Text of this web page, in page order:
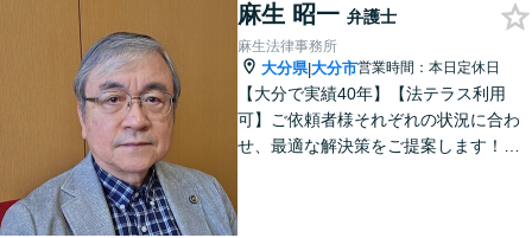
麻生 昭一 弁護士
麻生法律事務所
大分県|大分市営業時間：本日定休日
【大分で実績40年】【法テラス利用
可】ご依頼者様それぞれの状況に合わ
せ、最適な解決策をご提案します！緊